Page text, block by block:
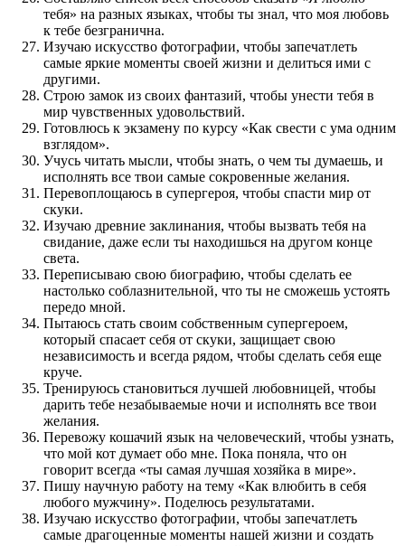
тебя» на разных языках, чтобы ты знал, что моя любовь
к тебе безгранична.
Изучаю искусство фотографии, чтобы запечатлеть
самые яркие моменты своей жизни и делиться ими с
другими.
Строю замок из своих фантазий, чтобы унести тебя в
мир чувственных удовольствий.
Готовлюсь к экзамену по курсу «Как свести с ума одним
взглядом».
Учусь читать мысли, чтобы знать, о чем ты думаешь, и
исполнять все твои самые сокровенные желания.
Перевоплощаюсь в супергероя, чтобы спасти мир от
скуки.
Изучаю древние заклинания, чтобы вызвать тебя на
свидание, даже если ты находишься на другом конце
света.
Переписываю свою биографию, чтобы сделать ее
настолько соблазнительной, что ты не сможешь устоять
передо мной.
Пытаюсь стать своим собственным супергероем,
который спасает себя от скуки, защищает свою
независимость и всегда рядом, чтобы сделать себя еще
круче.
Тренируюсь становиться лучшей любовницей, чтобы
дарить тебе незабываемые ночи и исполнять все твои
желания.
Перевожу кошачий язык на человеческий, чтобы узнать,
что мой кот думает обо мне. Пока поняла, что он
говорит всегда «ты самая лучшая хозяйка в мире».
Пишу научную работу на тему «Как влюбить в себя
любого мужчину». Поделюсь результатами.
Изучаю искусство фотографии, чтобы запечатлеть
самые драгоценные моменты нашей жизни и создать